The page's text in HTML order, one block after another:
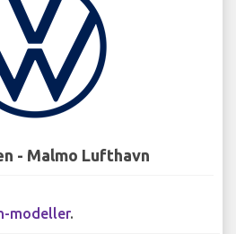
- Malmo Lufthavn
modeller.